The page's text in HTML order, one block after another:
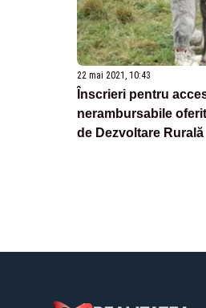
22 mai 2021, 10:43
Înscrieri pentru
nerambursabile
de Dezvoltare Rurală